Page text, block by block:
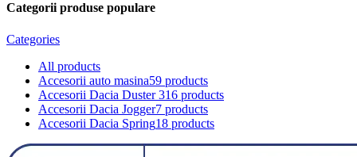
Categorii produse populare
Categories
All products
Accesorii auto masina59 products
Accesorii Dacia Duster 316 products
Accesorii Dacia Jogger7 products
Accesorii Dacia Spring18 products